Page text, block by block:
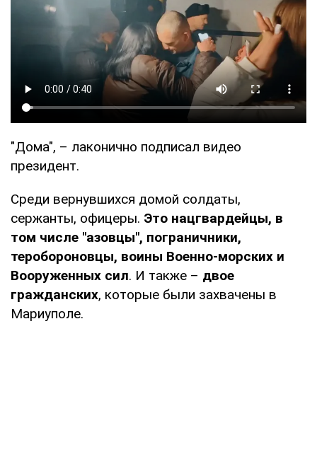
"Дома", – лаконично подписал видео
президент.
Среди вернувшихся домой солдаты,
сержанты, офицеры. Это нацгвардейцы, в
том числе "азовцы", пограничники,
теробороновцы, воины Военно-морских и
Вооруженных сил. И также – двое
гражданских, которые были захвачены в
Мариуполе.